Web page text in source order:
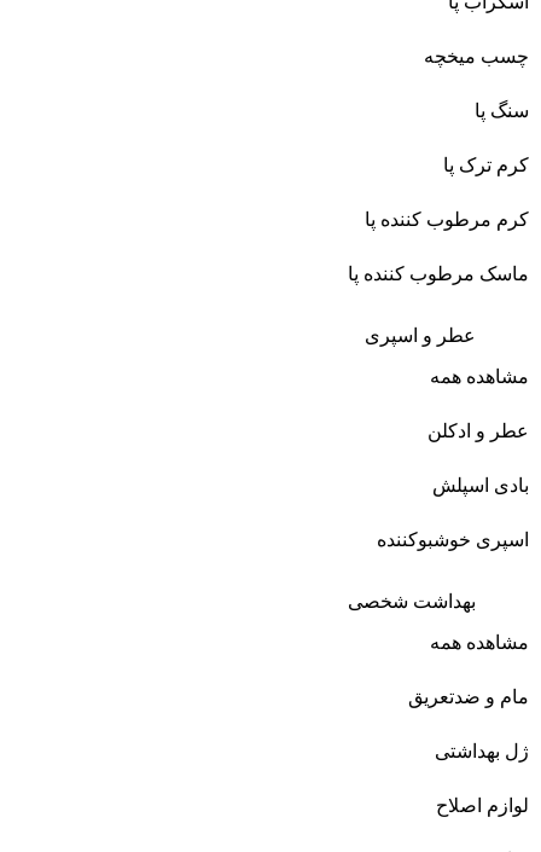
چسب میخچه
سنگ پا
کرم ترک پا
کرم مرطوب کننده پا
ماسک مرطوب کننده پا
عطر و اسپری
مشاهده همه
عطر و ادکلن
بادی اسپلش
اسپری خوشبوکننده
بهداشت شخصی
مشاهده همه
مام و ضدتعریق
ژل بهداشتی
لوازم اصلاح